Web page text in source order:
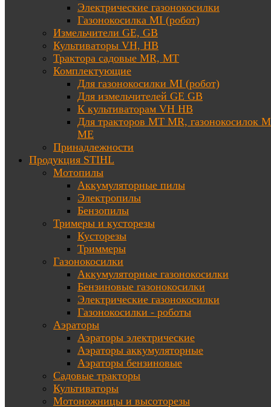
Электрические газонокосилки
Газонокосилка MI (робот)
Измельчители GE, GB
Культиваторы VH, HB
Трактора садовые MR, MT
Комплектующие
Для газонокосилки MI (робот)
Для измельчителей GE GB
К культиваторам VH HB
Для тракторов МТ MR, газонокосилок
ME
Принадлежности
Продукция STIHL
Мотопилы
Аккумуляторные пилы
Электропилы
Бензопилы
Тримеры и кусторезы
Кусторезы
Триммеры
Газонокосилки
Аккумуляторные газонокосилки
Бензиновые газонокосилки
Электрические газонокосилки
Газонокосилки - роботы
Аэраторы
Аэраторы электрические
Аэраторы аккумуляторные
Аэраторы бензиновые
Садовые тракторы
Культиваторы
Мотоножницы и высоторезы